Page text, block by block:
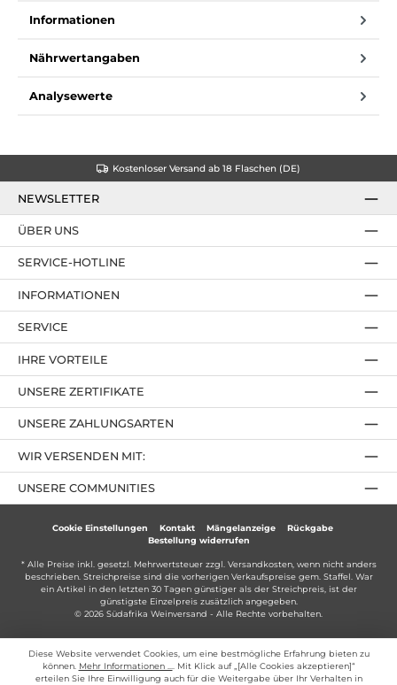
Informationen
Nährwertangaben
Analysewerte
Kostenloser Versand ab 18 Flaschen (DE)
NEWSLETTER
SERVICE-HOTLINE
IHRE VORTEILE
UNSERE ZAHLUNGSARTEN
ÜBER UNS
UNSERE ZERTIFIKATE
INFORMATIONEN
SERVICE
UNSERE COMMUNITIES
WIR VERSENDEN MIT:
Cookie Einstellungen Kontakt Mängelanzeige
Rückgabe
Bestellung widerrufen
* Alle Preise inkl. gesetzl. Mehrwertsteuer zzgl. Versandkosten, wenn nicht anders
beschrieben. Streichpreise sind die vorherigen Verkaufspreise gem. Staffel. War
ein Artikel in den letzten 30 Tagen günstiger als der Streichpreis, ist der
günstigste Einzelpreis zusätzlich angegeben.
© 2026 Südafrika Weinversand - Alle Rechte vorbehalten.
Diese Website verwendet Cookies, um eine bestmögliche Erfahrung bieten zu
können. Mehr Informationen ...
. Mit Klick auf „[Alle Cookies akzeptieren]“
erteilen Sie Ihre Einwilligung auch für die Weitergabe über Ihr Verhalten in